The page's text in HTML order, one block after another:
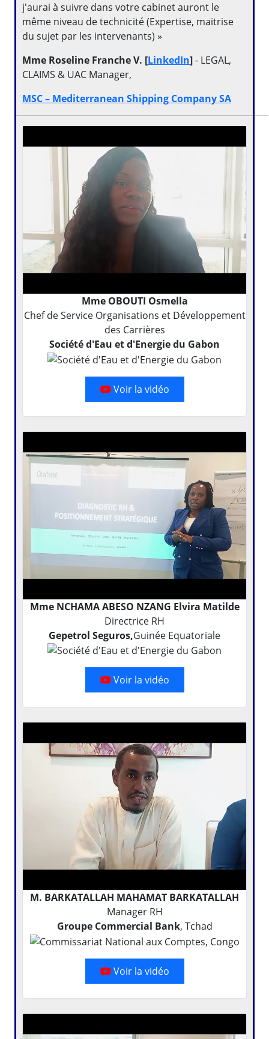
j'aurai à suivre dans votre cabinet auront le
même niveau de technicité (Expertise, maitrise
du sujet par les intervenants) »
Mme Roseline Franche V. [LinkedIn]- LEGAL,
CLAIMS & UAC Manager,
MSC – Mediterranean Shipping Company SA
Mme OBOUTI Osmella
Chef de Service Organisations et Développement
des Carrières
Société d'Eau et d'Energie du Gabon
Voir la vidéo
Mme NCHAMA ABESO NZANG Elvira Matilde
Directrice RH
Gepetrol Seguros,Guinée Equatoriale
Voir la vidéo
M. BARKATALLAH MAHAMAT BARKATALLAH
Manager RH
Groupe Commercial Bank, Tchad
Voir la vidéo